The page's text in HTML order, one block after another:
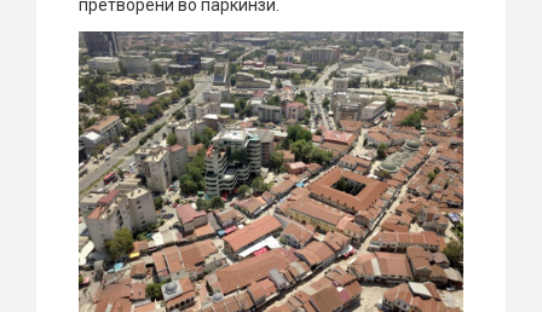
претворени во паркинзи.